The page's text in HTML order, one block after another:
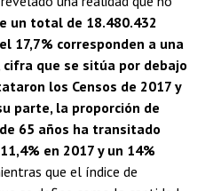
un total de 18.480.432
17,7% corresponden a una
que se sitúa por debajo
los Censos de 2017 y
parte, la proporción de
65 años ha transitado
en 2017 y un 14%
que el índice de